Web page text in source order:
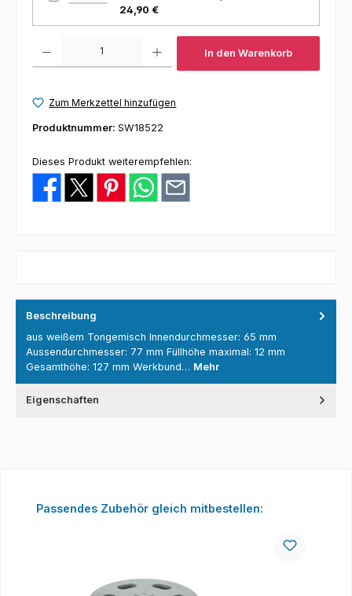
24,90 €
In den Warenkorb
Zum Merkzettel hinzufügen
Produktnummer: SW18522
Dieses Produkt weiterempfehlen:
Beschreibung
aus weißem Tongemisch Innendurchmesser: 65 mm
Aussendurchmesser: 77 mm Füllhöhe maximal: 12 mm
Gesamthöhe: 127 mm Werkbund… Mehr
Eigenschaften
Produktgalerie überspringen
Passendes Zubehör gleich mitbestellen: